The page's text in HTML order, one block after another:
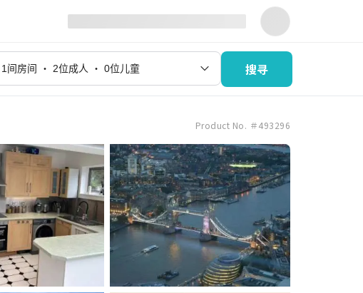
搜寻
Product No. ＃493296